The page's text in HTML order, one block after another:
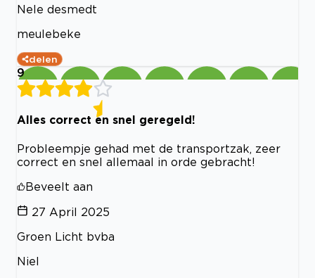
Nele desmedt
meulebeke
delen
9
Alles correct en snel geregeld!
Probleempje gehad met de transportzak, zeer
correct en snel allemaal in orde gebracht!
Beveelt aan
27 April 2025
Groen Licht bvba
Niel